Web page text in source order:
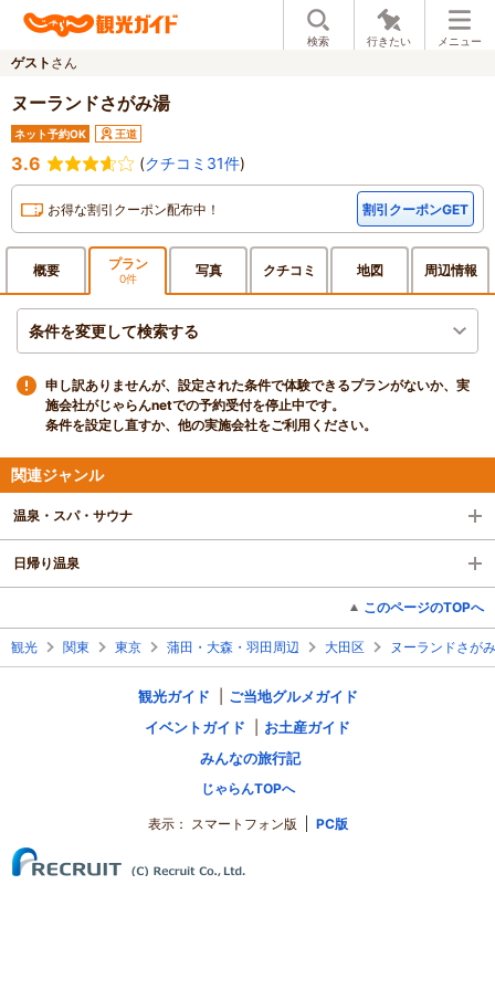
検索 行きたい メニュー
ゲスト さん
ヌーランドさがみ湯
ネット予約OK 王道
3.6 (クチコミ31件)
お得な割引クーポン配布中！ 割引クーポンGET
概要 プラン
0件 写真 クチコミ 地図 周辺情報
条件を変更して検索する
申し訳ありませんが、設定された条件で体験できるプランがないか、実
施会社がじゃらんnetでの予約受付を停止中です。
条件を設定し直すか、他の実施会社をご利用ください。
関連ジャンル
温泉・スパ・サウナ
日帰り温泉
このページのTOPへ
観光 関東 東京 蒲田・大森・羽田周辺 大田区 ヌーランドさが
観光ガイド
ご当地グルメガイド
イベントガイド
お土産ガイド
みんなの旅行記
じゃらんTOPへ
表示： スマートフォン版 PC版